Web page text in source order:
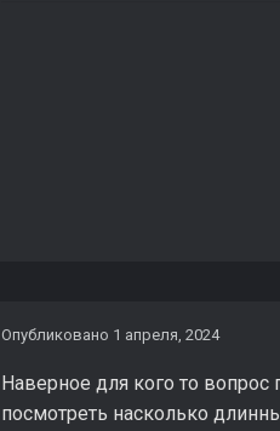
Опубликовано 1 апреля, 2024
Наверное для кого то вопрос
посмотреть насколько